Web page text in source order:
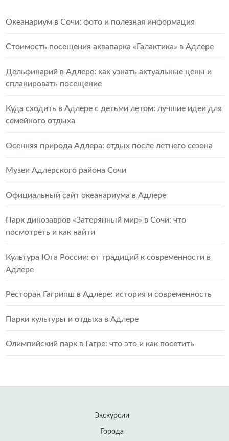
Океанариум в Сочи: фото и полезная информация
Стоимость посещения аквапарка «Галактика» в Адлере
Дельфинарий в Адлере: как узнать актуальные цены и
спланировать посещение
Куда сходить в Адлере с детьми летом: лучшие идеи для
семейного отдыха
Осенняя природа Адлера: отдых после летнего сезона
Музеи Адлерского района Сочи
Официальный сайт океанариума в Адлере
Парк динозавров «Затерянный мир» в Сочи: что
посмотреть и как найти
Культура Юга России: от традиций к современности в
Адлере
Ресторан Гагрипш в Адлере: история и современность
Парки культуры и отдыха в Адлере
Олимпийский парк в Гагре: что это и как посетить
Экскурсии
Города